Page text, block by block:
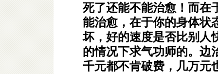
死了还能不能治愈！而在
能治愈，在于你的身体状
坏，好的速度是否比别人
的情况下求气功师的。边
千元都不肯破费，几万元